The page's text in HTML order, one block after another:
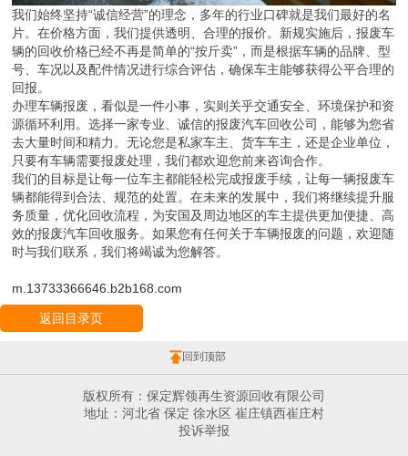
我们始终坚持“诚信经营”的理念，多年的行业口碑就是我们最好的名
片。在价格方面，我们提供透明、合理的报价。新规实施后，报废车
辆的回收价格已经不再是简单的“按斤卖”，而是根据车辆的品牌、型
号、车况以及配件情况进行综合评估，确保车主能够获得公平合理的
回报。
办理车辆报废，看似是一件小事，实则关乎交通安全、环境保护和资
源循环利用。选择一家专业、诚信的报废汽车回收公司，能够为您省
去大量时间和精力。无论您是私家车主、货车车主，还是企业单位，
只要有车辆需要报废处理，我们都欢迎您前来咨询合作。
我们的目标是让每一位车主都能轻松完成报废手续，让每一辆报废车
辆都能得到合法、规范的处置。在未来的发展中，我们将继续提升服
务质量，优化回收流程，为安国及周边地区的车主提供更加便捷、高
效的报废汽车回收服务。如果您有任何关于车辆报废的问题，欢迎随
时与我们联系，我们将竭诚为您解答。
m.13733366646.b2b168.com
返回目录页
回到顶部
版权所有：保定辉领再生资源回收有限公司
地址：河北省 保定 徐水区 崔庄镇西崔庄村
投诉举报